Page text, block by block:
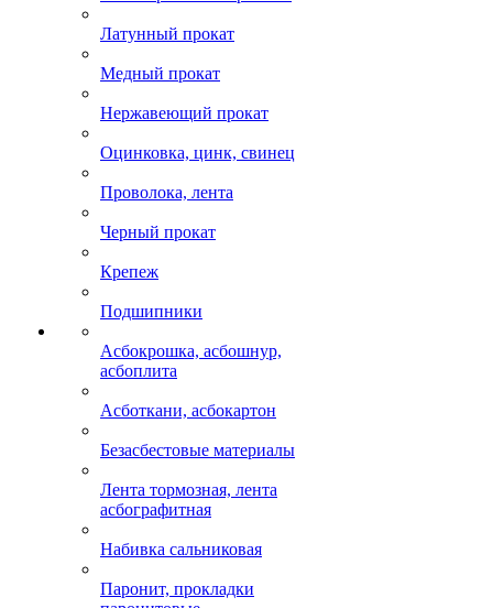
Латунный прокат
Медный прокат
Нержавеющий прокат
Оцинковка, цинк, свинец
Проволока, лента
Черный прокат
Крепеж
Подшипники
Асбокрошка, асбошнур,
асбоплита
Асботкани, асбокартон
Безасбестовые материалы
Лента тормозная, лента
асбографитная
Набивка сальниковая
Паронит, прокладки